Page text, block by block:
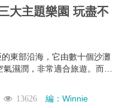
大主題樂園 玩盡不
東部沿海，它由數十個沙灘
濕潤，非常適合旅遊。而黃
題樂園！
13626 編：Winnie